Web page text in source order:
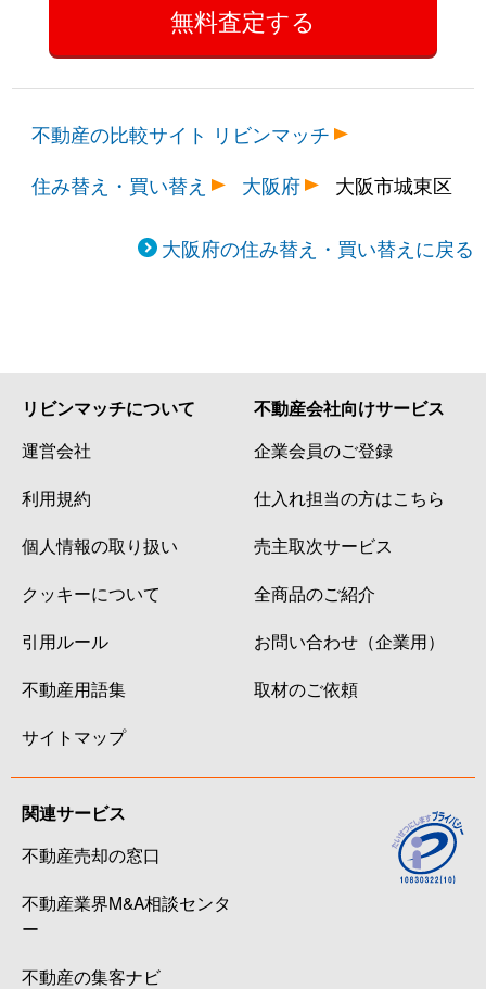
不動産の比較サイト リビンマッチ
住み替え・買い替え
大阪府 大阪市城東区
大阪府の住み替え・買い替えに戻る
リビンマッチについて
運営会社
利用規約
個人情報の取り扱い
クッキーについて
引用ルール
不動産用語集
サイトマップ
不動産会社向けサービス
企業会員のご登録
仕入れ担当の方はこちら
売主取次サービス
全商品のご紹介
お問い合わせ（企業用）
取材のご依頼
関連サービス
不動産売却の窓口
不動産業界M&A相談センタ
ー
不動産の集客ナビ